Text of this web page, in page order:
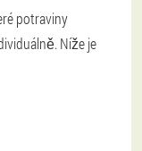
potraviny
Níže je